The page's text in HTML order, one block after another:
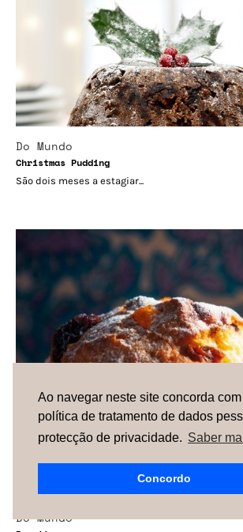
Ao navegar neste site concorda
política de tratamento de dados
protecção de privacidade. Saber
Concordo
Do Mundo
Christmas Pudding
São dois meses a estagiar...
Do Mundo